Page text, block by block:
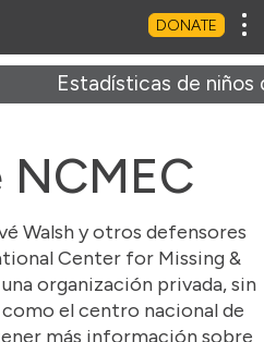
DONATE
Estadísticas de niños
Walsh y otros defensores
Center for Missing &
organización privada, sin
el centro nacional de
más información sobre